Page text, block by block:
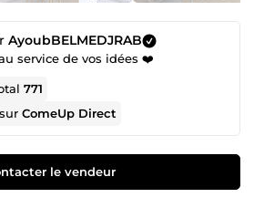
AyoubBELMEDJRAB
service de vos idées ❤️
771
ComeUp Direct
le vendeur